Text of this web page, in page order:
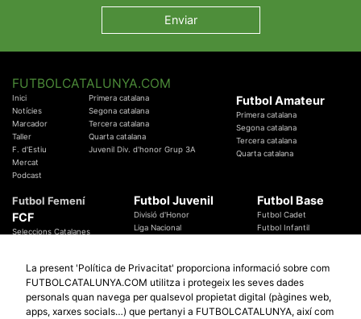
FUTBOLCATALUNYA.COM
Inici
Notícies
Marcador
Taller
F. d'Estiu
Mercat
Podcast
Primera catalana
Segona catalana
Tercera catalana
Quarta catalana
Juvenil Div. d'honor Grup 3A
Futbol Amateur
Primera catalana
Segona catalana
Tercera catalana
Quarta catalana
Futbol Femení
FCF
Seleccions Catalanes
Temes Federatius
Futbol Juvenil
Divisió d'Honor
Liga Nacional
Futbol Base
Futbol Cadet
Futbol Infantil
Futbol Catalunya
Promocions
Especials
Copa Catalunya Absoluta 2019
La present 'Política de Privacitat' proporciona informació sobre com
FUTBOLCATALUNYA.COM utilitza i protegeix les seves dades
personals quan navega per qualsevol propietat digital (pàgines web,
apps, xarxes socials…) que pertanyi a FUTBOLCATALUNYA, així com